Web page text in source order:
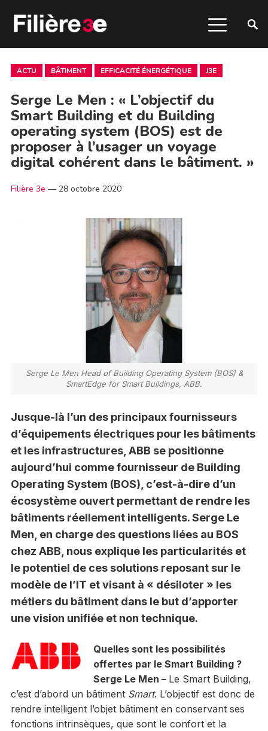
ACTU BÂTIMENT EFFICACITÉ ÉNERGÉTIQUE J3E
Serge Le Men : « L’objectif du
Smart Building et du Building
operating system (BOS) est de
proposer à l’usager un voyage
digital cohérent dans le bâtiment. »
Filière 3e — 28 octobre 2020
Serge Le Men Head of Building Operating System (BOS) &
SmartEdge for Smart Buildings, ABB.
Jusque-là l’un des principaux fournisseurs
d’équipements électriques pour les bâtiments
et les infrastructures, ABB se positionne
aujourd’hui comme fournisseur de Building
Operating System (BOS), c’est-à-dire d’un
écosystème ouvert permettant de rendre les
bâtiments réellement intelligents. Serge Le
Men, en charge des questions liées au BOS
chez ABB, nous explique les particularités et
le potentiel de ces solutions reposant sur le
modèle de l’IT et visant à « désiloter » les
métiers du bâtiment dans le but d’apporter
une vision unifiée et non technique.
Quelles sont les possibilités
offertes par le Smart Building ?
Serge Le Men – Le Smart Building,
c’est d’abord un bâtiment Smart. L’objectif est donc de
rendre intelligent l’objet bâtiment en conservant ses
fonctions intrinsèques, que sont le confort et la